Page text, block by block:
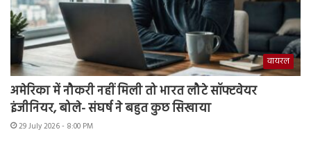
वायरल
अमेरिका में नौकरी नहीं मिली तो भारत लौटे सॉफ्टवेयर
इंजीनियर, बोले- संघर्ष ने बहुत कुछ सिखाया
29 July 2026 - 8:00 PM